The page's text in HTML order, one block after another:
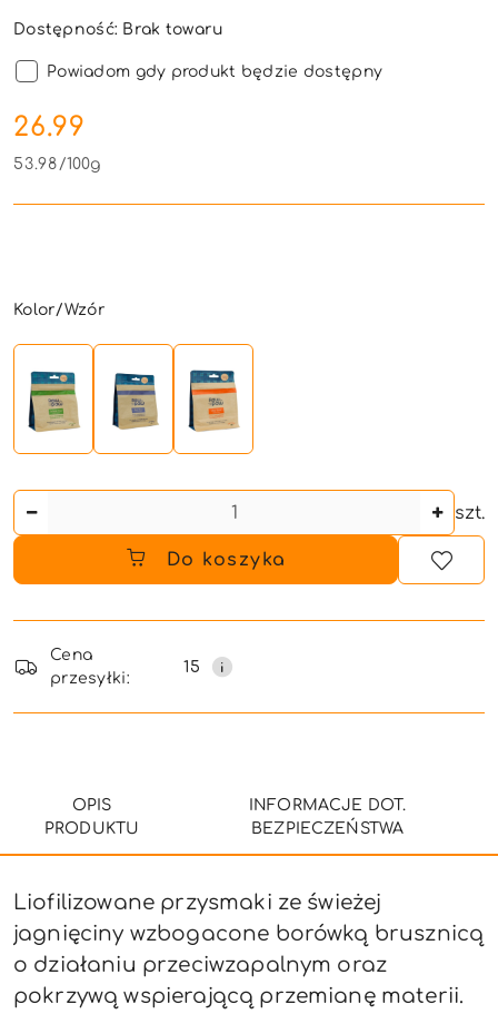
Dostępność: Brak towaru
Powiadom gdy produkt będzie dostępny
cena:
26.99
53.98 /100g
Wariant
Kolor/Wzór
szt.
Do koszyka
i
dostawa
Cena
przesyłki:
15
OPIS
PRODUKTU
INFORMACJE DOT.
BEZPIECZEŃSTWA
Liofilizowane przysmaki ze świeżej
jagnięciny wzbogacone borówką brusznicą
o działaniu przeciwzapalnym oraz
pokrzywąwspierającą przemianę materii.